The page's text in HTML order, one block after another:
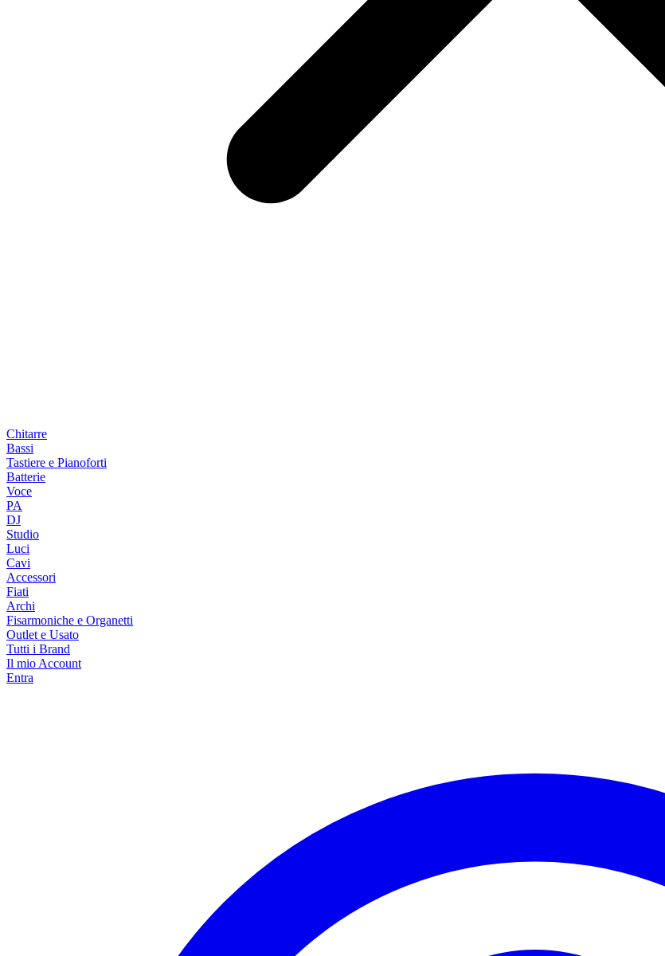
Chitarre
Bassi
Tastiere e Pianoforti
Batterie
Voce
PA
DJ
Studio
Luci
Cavi
Accessori
Fiati
Archi
Fisarmoniche e Organetti
Outlet e Usato
Tutti i Brand
Il mio Account
Entra